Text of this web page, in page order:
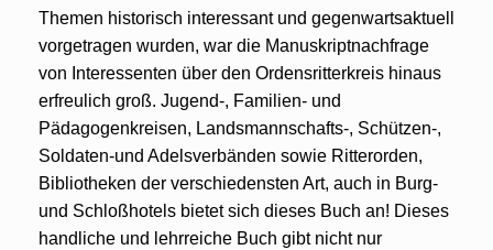
Themen historisch interessant und gegenwartsaktuell
vorgetragen wurden, war die Manuskriptnachfrage
von Interessenten über den Ordensritterkreis hinaus
erfreulich groß. Jugend-, Familien- und
Pädagogenkreisen, Landsmannschafts-, Schützen-,
Soldaten-und Adelsverbänden sowie Ritterorden,
Bibliotheken der verschiedensten Art, auch in Burg-
und Schloßhotels bietet sich dieses Buch an! Dieses
handliche und lehrreiche Buch gibt nicht nur